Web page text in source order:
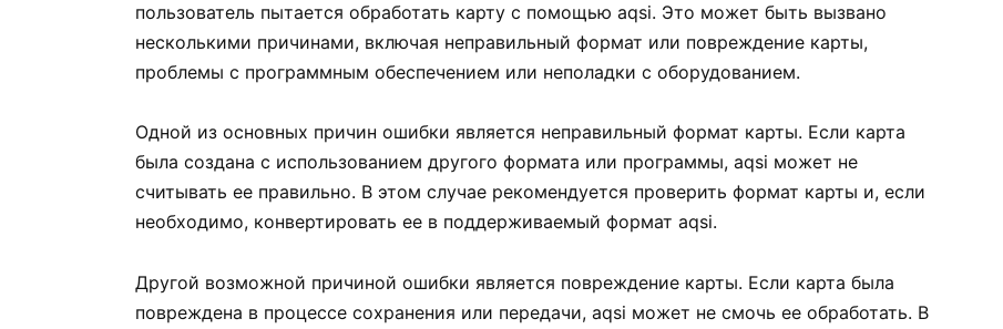
пользователь пытается обработать карту с помощью aqsi. Это может быть вызвано
несколькими причинами, включая неправильный формат или повреждение карты,
проблемы с программным обеспечением или неполадки с оборудованием.
Одной из основных причин ошибки является неправильный формат карты. Если карта
была создана с использованием другого формата или программы, aqsi может не
считывать ее правильно. В этом случае рекомендуется проверить формат карты и, если
необходимо, конвертировать ее в поддерживаемый формат aqsi.
Другой возможной причиной ошибки является повреждение карты. Если карта была
повреждена в процессе сохранения или передачи, aqsi может не смочь ее обработать. В